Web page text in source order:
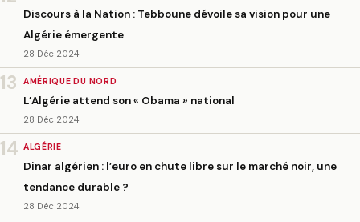
Discours à la Nation : Tebboune dévoile sa vision pour une
Algérie émergente
28 Déc 2024
13 AMÉRIQUE DU NORD
L’Algérie attend son « Obama » national
28 Déc 2024
14 ALGÉRIE
Dinar algérien : l’euro en chute libre sur le marché noir, une
tendance durable ?
28 Déc 2024